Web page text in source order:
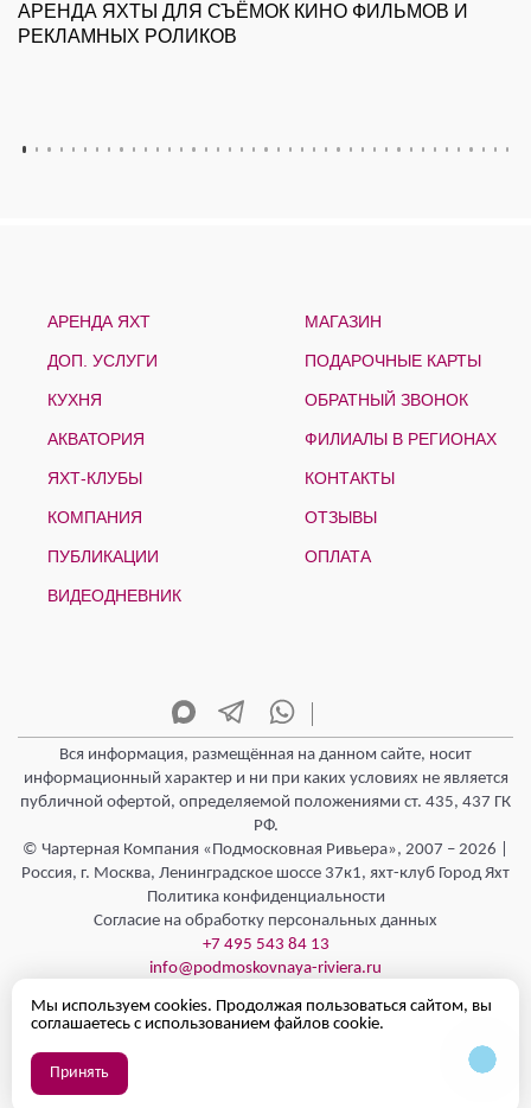
АРЕНДА ЯХТЫ ДЛЯ СЪЁМОК КИНО ФИЛЬМОВ И
РЕКЛАМНЫХ РОЛИКОВ
АРЕНДА ЯХТ
ДОП. УСЛУГИ
КУХНЯ
АКВАТОРИЯ
ЯХТ-КЛУБЫ
КОМПАНИЯ
ПУБЛИКАЦИИ
ВИДЕОДНЕВНИК
МАГАЗИН
ПОДАРОЧНЫЕ КАРТЫ
ОБРАТНЫЙ ЗВОНОК
ФИЛИАЛЫ В РЕГИОНАХ
КОНТАКТЫ
ОТЗЫВЫ
ОПЛАТА
Вся информация, размещённая на данном сайте, носит
информационный характер и ни при каких условиях не является
публичной офертой, определяемой положениями ст. 435, 437 ГК
РФ.
© Чартерная Компания «Подмосковная Ривьера», 2007 – 2026 |
Россия, г. Москва, Ленинградское шоссе 37к1, яхт-клуб Город Яхт
Политика конфиденциальности
Согласие на обработку персональных данных
+7 495 543 84 13
info@podmoskovnaya-riviera.ru
Полезная информация
Мы используем cookies. Продолжая пользоваться сайтом, вы
соглашаетесь с использованием файлов cookie.
Принять